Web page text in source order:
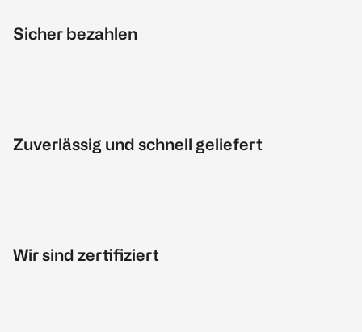
Sicher bezahlen
Zuverlässig und schnell geliefert
Wir sind zertifiziert